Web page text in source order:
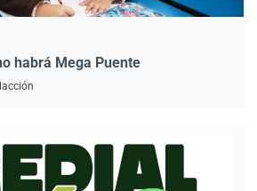
habrá Mega Puente